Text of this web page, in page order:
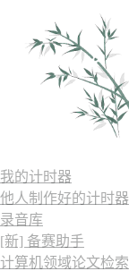
我的计时器
他人制作好的计时器
录音库
[新] 备赛助手
计算机领域论文检索